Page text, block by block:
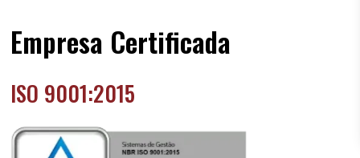
Empresa Certificada
ISO 9001:2015